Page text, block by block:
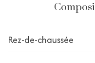
Rez-de-chaussée